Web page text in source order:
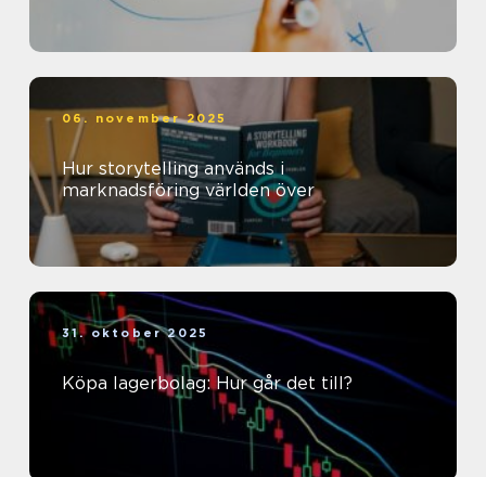
06. november 2025
Hur storytelling används i
marknadsföring världen över
31. oktober 2025
Köpa lagerbolag: Hur går det till?